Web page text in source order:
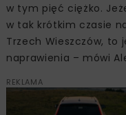
w tym pięć ciężko.
w tak krótkim czasie
Trzech Wieszczów, to
naprawienia – mówi
REKLAMA